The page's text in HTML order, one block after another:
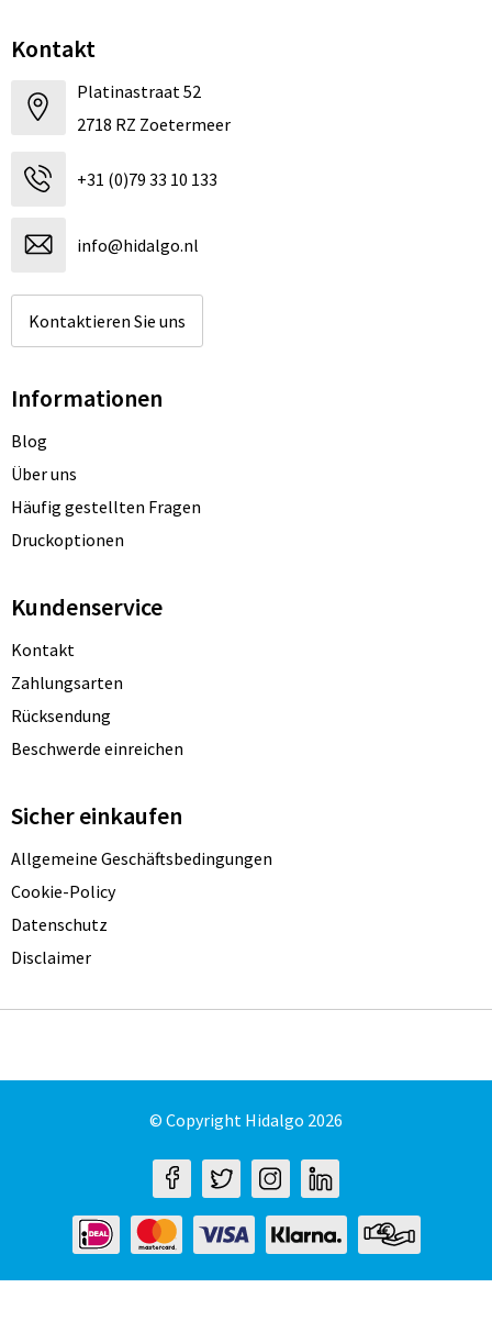
Kontakt
Platinastraat 52
2718 RZ Zoetermeer
+31 (0)79 33 10 133
info@hidalgo.nl
Kontaktieren Sie uns
Informationen
Blog
Über uns
Häufig gestellten Fragen
Druckoptionen
Kundenservice
Kontakt
Zahlungsarten
Rücksendung
Beschwerde einreichen
Sicher einkaufen
Allgemeine Geschäftsbedingungen
Cookie-Policy
Datenschutz
Disclaimer
© Copyright Hidalgo 2026